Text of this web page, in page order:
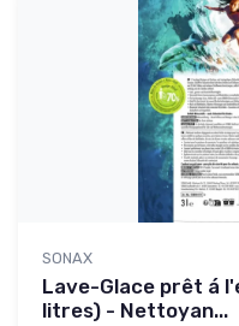
SONAX
Lave-Glace prêt á
litres) - Nettoyan...